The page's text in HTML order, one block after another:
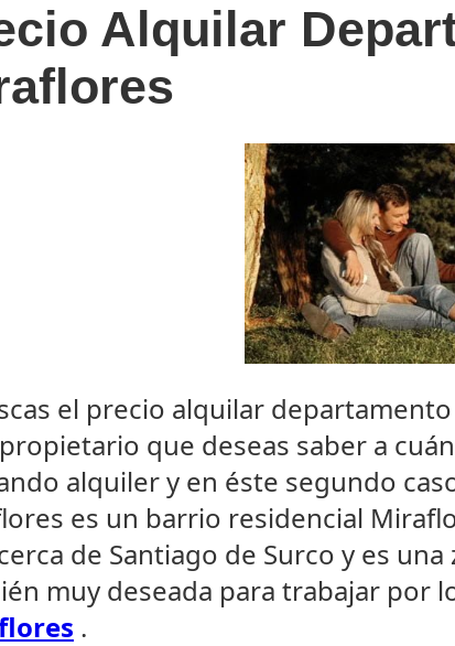
Alquilar
el precio alquilar
que deseas saber a
alquiler y en éste segundo
es un barrio residencial
de Santiago de Surco y es
muy deseada para trabajar por
.